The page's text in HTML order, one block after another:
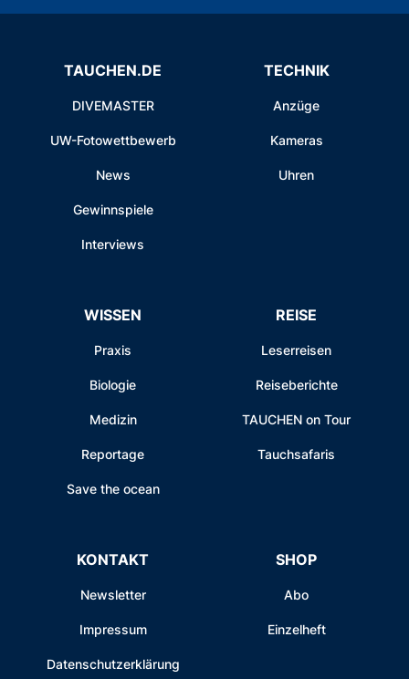
TAUCHEN.DE
DIVEMASTER
UW-Fotowettbewerb
News
Gewinnspiele
Interviews
TECHNIK
Anzüge
Kameras
Uhren
WISSEN
Praxis
Biologie
Medizin
Reportage
Save the ocean
REISE
Leserreisen
Reiseberichte
TAUCHEN on Tour
Tauchsafaris
KONTAKT
Newsletter
Impressum
Datenschutzerklärung
SHOP
Abo
Einzelheft